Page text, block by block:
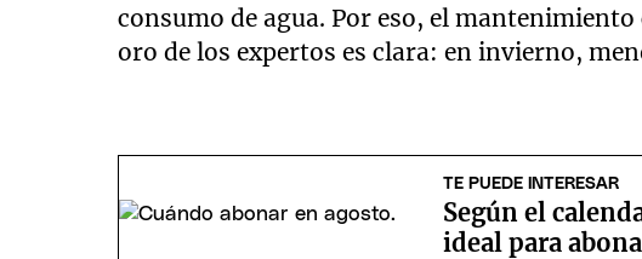
consumo de agua. Por eso, el
oro de los expertos es clara: en invierno,
TE PUEDE INTERESAR
Según el
ideal para